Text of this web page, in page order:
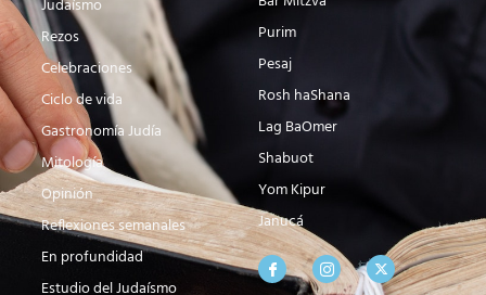
Judaísmo
Rezos
Celebraciones
Ciclo de vida
Gastronomía Judía
Mitología
Opinión
Reflexiones semanales
En profundidad
Estudio del Judaísmo
Purim
Pesaj
Rosh haShana
Lag BaOmer
Shabuot
Yom Kipur
Janucá